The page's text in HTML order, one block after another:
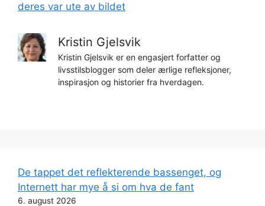
deres var ute av bildet
Kristin Gjelsvik
Kristin Gjelsvik er en engasjert forfatter og
livsstilsblogger som deler ærlige refleksjoner,
inspirasjon og historier fra hverdagen.
De tappet det reflekterende bassenget, og
Internett har mye å si om hva de fant
6. august 2026